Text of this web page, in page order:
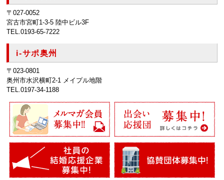
〒027-0052
宮古市宮町1-3-5 陸中ビル3F
TEL.0193-65-7222
i-サポ奥州
〒023-0801
奥州市水沢横町2-1 メイプル地階
TEL.0197-34-1188